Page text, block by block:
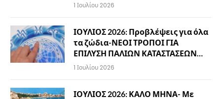
1 Ιουλίου 2026
ΙΟΥΛΙΟΣ 2026: Προβλέψεις για όλα
τα ζώδια-ΝΕΟΙ ΤΡΟΠΟΙ ΓΙΑ
ΕΠΙΛΥΣΗ ΠΑΛΙΩΝ ΚΑΤΑΣΤΑΣΕΩΝ…
1 Ιουλίου 2026
ΙΟΥΛΙΟΣ 2026: ΚΑΛΟ ΜΗΝΑ- Με